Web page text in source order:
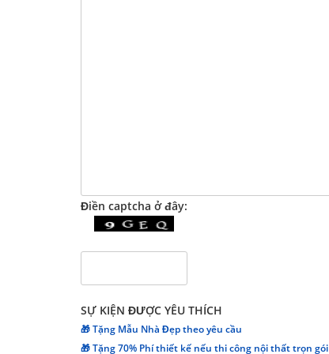
Điền captcha ở đây:
SỰ KIỆN ĐƯỢC YÊU THÍCH
🎁 Tặng Mẫu Nhà Đẹp theo yêu cầu
🎁 Tặng 70% Phí thiết kế nếu thi công nội thất trọn gói